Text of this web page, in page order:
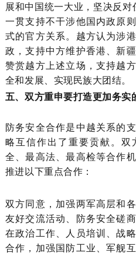
展和中国统一大业，坚决反对
一贯支持不干涉他国内政原
式的官方关系。越方认为涉
政，支持中方维护香港、新
赞赏越方上述立场，支持越
全和发展、实现民族大团结。
五、双方重申要打造更加务实
防务安全合作是中越关系的
略互信作出了重要贡献。双
全、最高法、最高检等合作
推进以下重点合作：
双方同意，加强两军高层和
友好交流活动、防务安全磋
在政治工作、人员培训、战
合作，加强国防工业、军舰